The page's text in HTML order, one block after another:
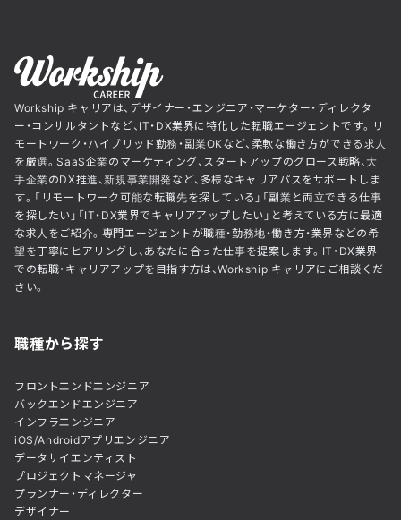
Workship キャリアは、デザイナー・エンジニア・マーケター・ディレクタ
ー・コンサルタントなど、IT・DX業界に特化した転職エージェントです。リ
モートワーク・ハイブリッド勤務・副業OKなど、柔軟な働き方ができる求人
を厳選。SaaS企業のマーケティング、スタートアップのグロース戦略、大
手企業のDX推進、新規事業開発など、多様なキャリアパスをサポートしま
す。「リモートワーク可能な転職先を探している」「副業と両立できる仕事
を探したい」「IT・DX業界でキャリアアップしたい」と考えている方に最適
な求人をご紹介。専門エージェントが職種・勤務地・働き方・業界などの希
望を丁寧にヒアリングし、あなたに合った仕事を提案します。IT・DX業界
での転職・キャリアアップを目指す方は、Workship キャリアにご相談くだ
さい。
職種から探す
フロントエンドエンジニア
バックエンドエンジニア
インフラエンジニア
iOS/Androidアプリエンジニア
データサイエンティスト
プロジェクトマネージャ
プランナー・ディレクター
デザイナー